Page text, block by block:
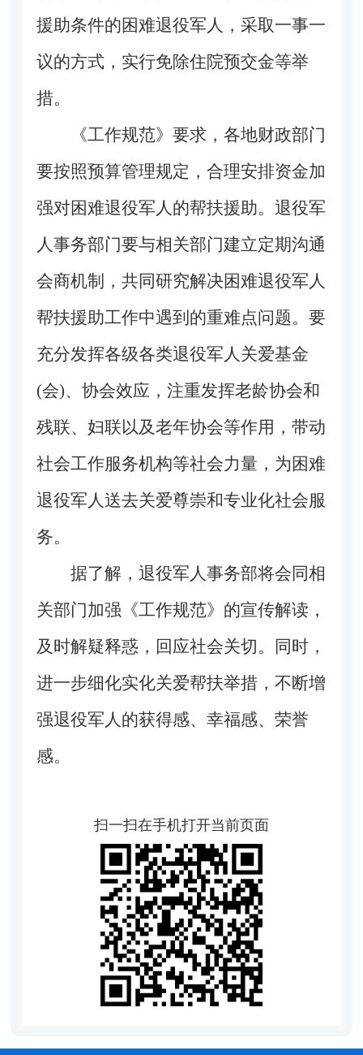
援助条件的困难退役军人，采取一事一
议的方式，实行免除住院预交金等举
措。
《工作规范》要求，各地财政部门
要按照预算管理规定，合理安排资金加
强对困难退役军人的帮扶援助。退役军
人事务部门要与相关部门建立定期沟通
会商机制，共同研究解决困难退役军人
帮扶援助工作中遇到的重难点问题。要
充分发挥各级各类退役军人关爱基金
(会)、协会效应，注重发挥老龄协会和
残联、妇联以及老年协会等作用，带动
社会工作服务机构等社会力量，为困难
退役军人送去关爱尊崇和专业化社会服
务。
据了解，退役军人事务部将会同相
关部门加强《工作规范》的宣传解读，
及时解疑释惑，回应社会关切。同时，
进一步细化实化关爱帮扶举措，不断增
强退役军人的获得感、幸福感、荣誉
感。
扫一扫在手机打开当前页面